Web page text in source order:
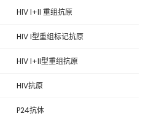
HIV I+II 重组抗原
HIV I型重组标记抗原
HIV I+II型重组抗原
HIV抗原
P24抗体